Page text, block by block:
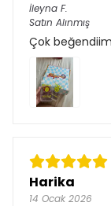
İleyna F.
Satın Alınmış
Çok
Harika
14 Ocak 2026